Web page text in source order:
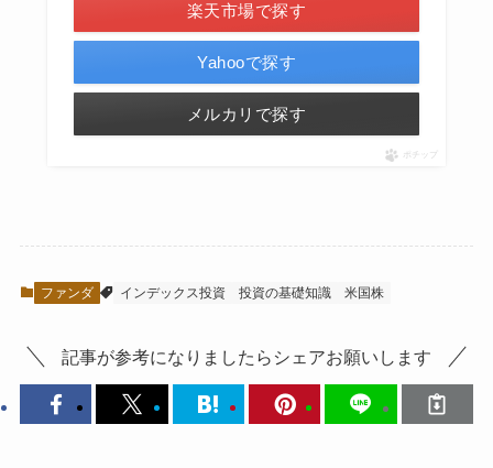
楽天市場で探す
Yahooで探す
メルカリで探す
ポチップ
ファンダ インデックス投資 投資の基礎知識 米国株
記事が参考になりましたらシェアお願いします